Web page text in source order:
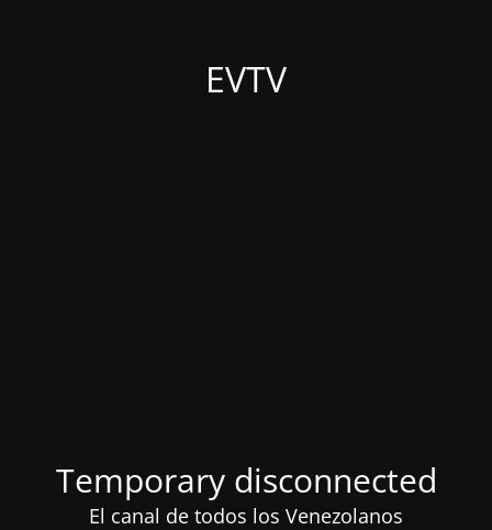
EVTV
Temporary disconnected
El canal de todos los Venezolanos